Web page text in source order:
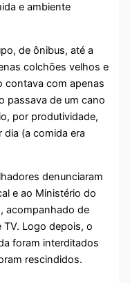
e ambiente
de ônibus, até a
colchões velhos e
contava com apenas
passava de um cano
por produtividade,
dia (a comida era
denunciaram
e ao Ministério do
acompanhado de
TV. Logo depois, o
foram interditados
rescindidos.